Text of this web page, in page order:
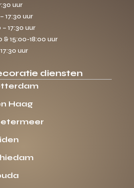
uur
17:30 uur
– 17:30 uur
& 15:00-18:00 uur
uur
diensten
Haag